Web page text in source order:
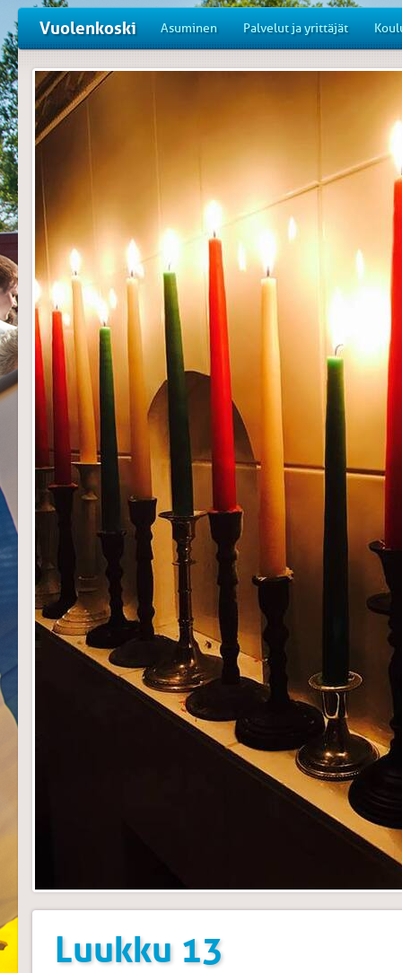
Vuolenkoski Asuminen Palvelut ja yrittäjät
Luukku 13